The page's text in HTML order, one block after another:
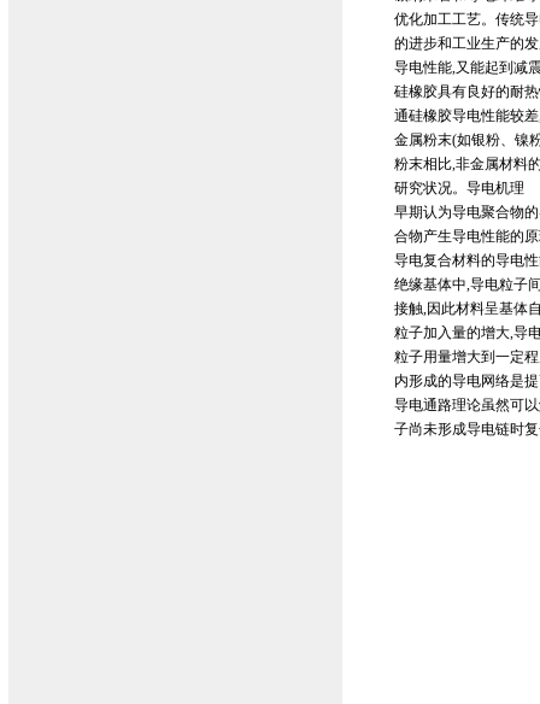
优化加工工艺。传统
的进步和工业生产的
导电性能,又能起到减
硅橡胶具有良好的耐
通硅橡胶导电性能较
金属粉末(如银粉、镍
粉末相比,非金属材料
研究状况。导电机理
早期认为导电聚合物
合物产生导电性能的
导电复合材料的导电
绝缘基体中,导电粒子
接触,因此材料呈基体
粒子加入量的增大,导
粒子用量增大到一定
内形成的导电网络是
导电通路理论虽然可
子尚未形成导电链时